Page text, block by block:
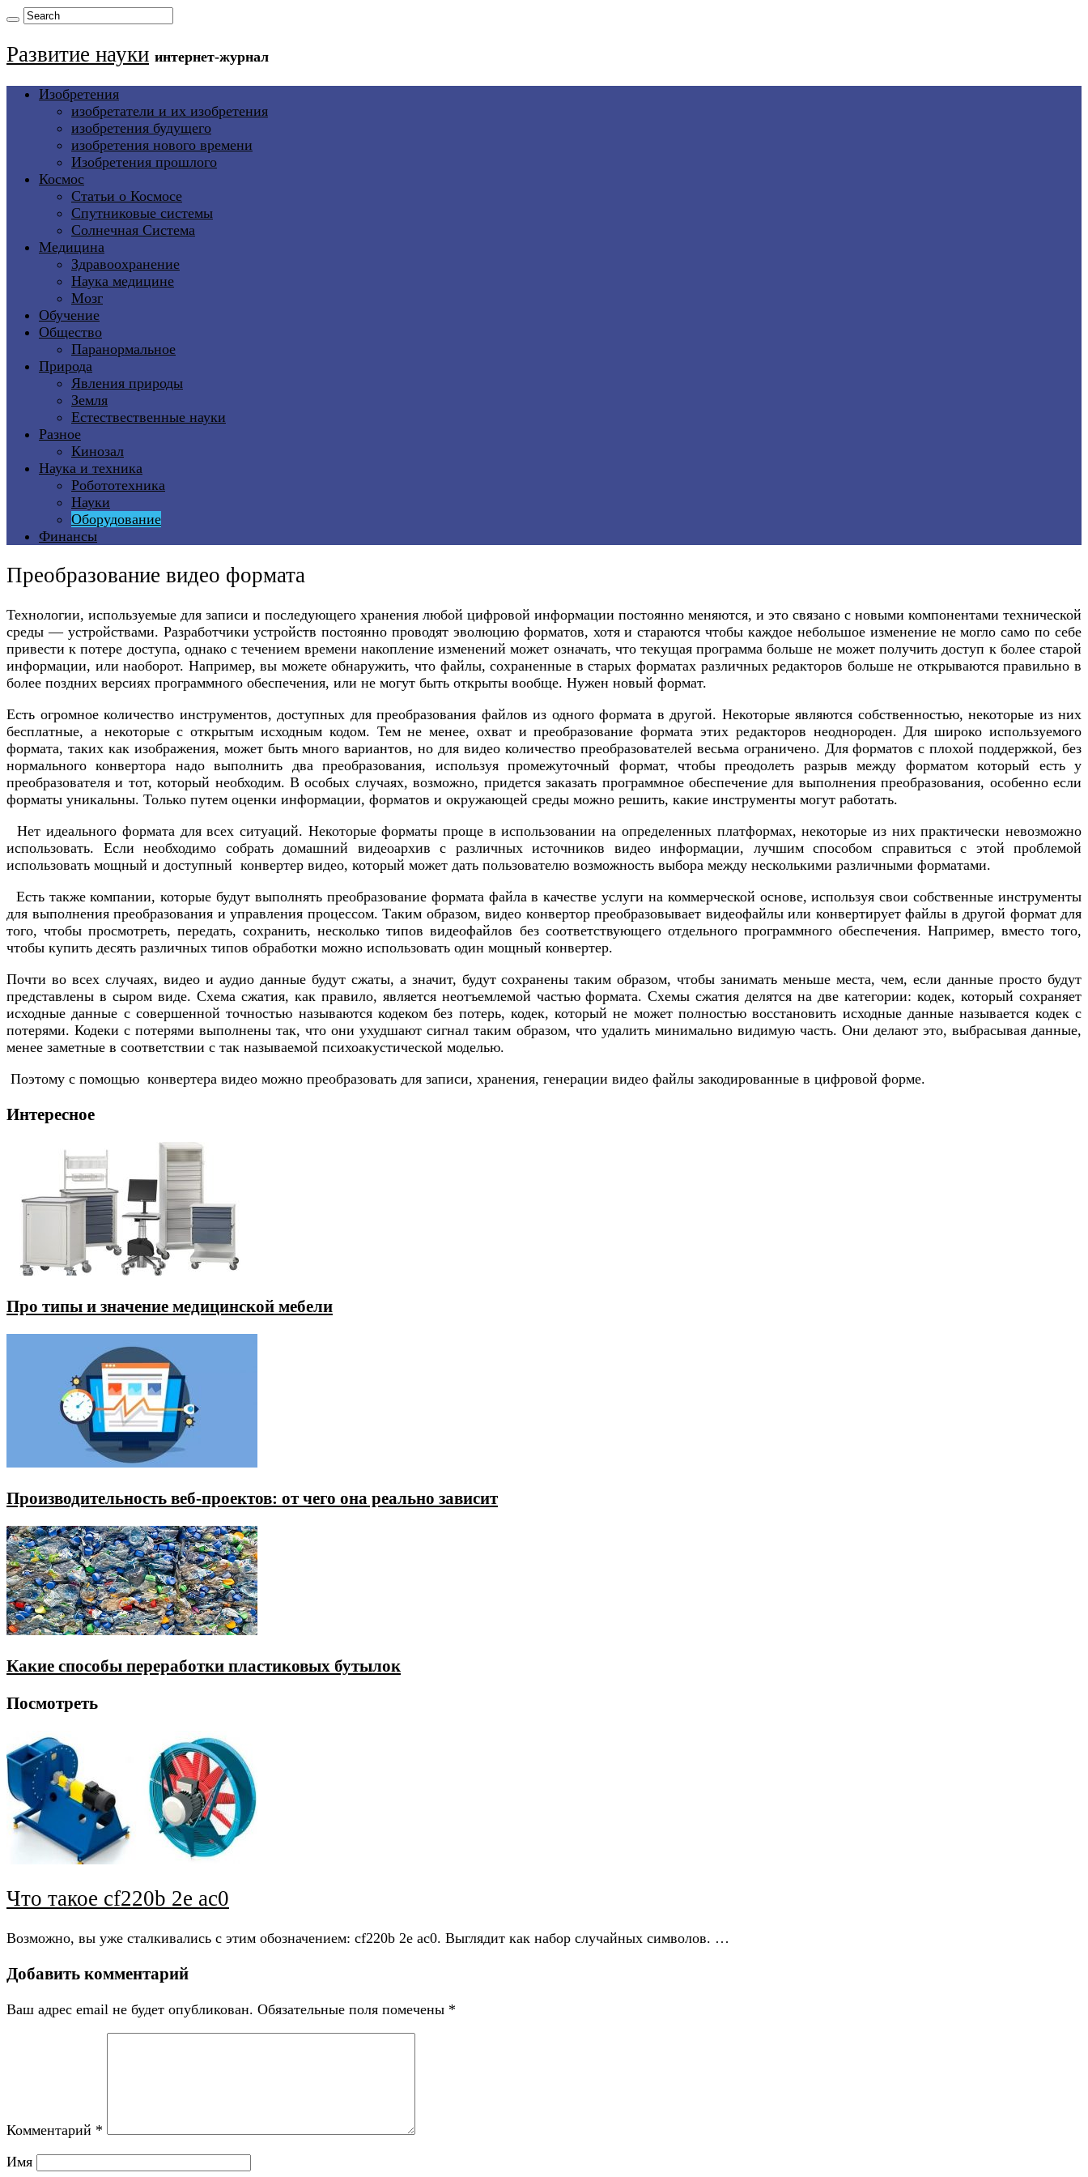
Развитие науки интернет-журнал
Изобретения
изобретатели и их изобретения
изобретения будущего
изобретения нового времени
Изобретения прошлого
Космос
Статьи о Космосе
Спутниковые системы
Солнечная Система
Медицина
Здравоохранение
Наука медицине
Мозг
Обучение
Общество
Паранормальное
Природа
Явления природы
Земля
Естествественные науки
Разное
Кинозал
Наука и техника
Робототехника
Науки
Оборудование
Финансы
Преобразование видео формата
Технологии, используемые для записи и последующего хранения любой цифровой информации постоянно меняются, и это связано с новыми компонентами технической
среды — устройствами. Разработчики устройств постоянно проводят эволюцию форматов, хотя и стараются чтобы каждое небольшое изменение не могло само по себе
привести к потере доступа, однако с течением времени накопление изменений может означать, что текущая программа больше не может получить доступ к более старой
информации, или наоборот. Например, вы можете обнаружить, что файлы, сохраненные в старых форматах различных редакторов больше не открываются правильно в
более поздних версиях программного обеспечения, или не могут быть открыты вообще. Нужен новый формат.
Есть огромное количество инструментов, доступных для преобразования файлов из одного формата в другой. Некоторые являются собственностью, некоторые из них
бесплатные, а некоторые с открытым исходным кодом. Тем не менее, охват и преобразование формата этих редакторов неоднороден. Для широко используемого
формата, таких как изображения, может быть много вариантов, но для видео количество преобразователей весьма ограничено. Для форматов с плохой поддержкой, без
нормального конвертора надо выполнить два преобразования, используя промежуточный формат, чтобы преодолеть разрыв между форматом который есть у
преобразователя и тот, который необходим. В особых случаях, возможно, придется заказать программное обеспечение для выполнения преобразования, особенно если
форматы уникальны. Только путем оценки информации, форматов и окружающей среды можно решить, какие инструменты могут работать.
Нет идеального формата для всех ситуаций. Некоторые форматы проще в использовании на определенных платформах, некоторые из них практически невозможно
использовать. Если необходимо собрать домашний видеоархив с различных источников видео информации, лучшим способом справиться с этой проблемой
использовать мощный и доступный конвертер видео, который может дать пользователю возможность выбора между несколькими различными форматами.
Есть также компании, которые будут выполнять преобразование формата файла в качестве услуги на коммерческой основе, используя свои собственные инструменты
для выполнения преобразования и управления процессом. Таким образом, видео конвертор преобразовывает видеофайлы или конвертирует файлы в другой формат для
того, чтобы просмотреть, передать, сохранить, несколько типов видеофайлов без соответствующего отдельного программного обеспечения. Например, вместо того,
чтобы купить десять различных типов обработки можно использовать один мощный конвертер.
Почти во всех случаях, видео и аудио данные будут сжаты, а значит, будут сохранены таким образом, чтобы занимать меньше места, чем, если данные просто будут
представлены в сыром виде. Схема сжатия, как правило, является неотъемлемой частью формата. Схемы сжатия делятся на две категории: кодек, который сохраняет
исходные данные с совершенной точностью называются кодеком без потерь, кодек, который не может полностью восстановить исходные данные называется кодек с
потерями. Кодеки с потерями выполнены так, что они ухудшают сигнал таким образом, что удалить минимально видимую часть. Они делают это, выбрасывая данные,
менее заметные в соответствии с так называемой психоакустической моделью.
Поэтому с помощью конвертера видео можно преобразовать для записи, хранения, генерации видео файлы закодированные в цифровой форме.
Интересное
Про типы и значение медицинской мебели
Производительность веб-проектов: от чего она реально зависит
Какие способы переработки пластиковых бутылок
Посмотреть
Что такое cf220b 2e ac0
Возможно, вы уже сталкивались с этим обозначением: cf220b 2e ac0. Выглядит как набор случайных символов. …
Добавить комментарий
Ваш адрес email не будет опубликован. Обязательные поля помечены *
Комментарий *
Имя